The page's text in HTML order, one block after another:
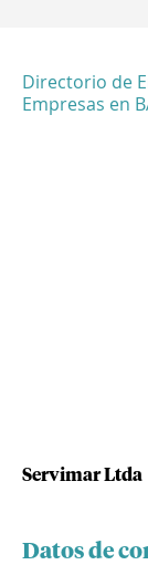
Directorio de
Empresas en
Servimar Ltda
Datos de